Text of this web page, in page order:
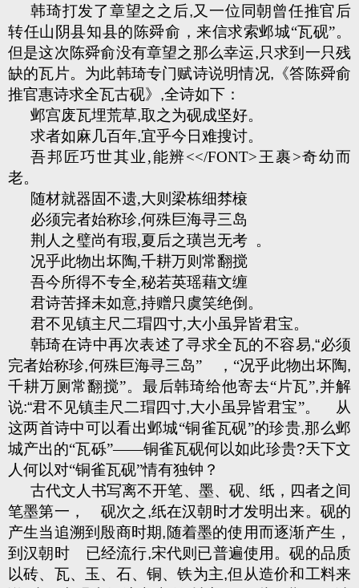
韩琦打发了章望之之后,又一位同朝曾任推官后
转任山阴县知县的陈舜俞，来信求索邺城“瓦砚”。
但是这次陈舜俞没有章望之那么幸运,只求到一只残
缺的瓦片。为此韩琦专门赋诗说明情况, 《答陈舜俞
推官惠诗求全瓦古砚》 ,全诗如下：
邺宫废瓦埋荒草,取之为砚成坚好。
求者如麻几百年,宜乎今日难搜讨。
吾邦匠巧世其业,能辨<</FONT>王裹>奇幼而
老。
随材就器固不遗,大则梁栋细棼榱
必须完者始称珍,何殊巨海寻三岛
荆人之璧尚有瑕,夏后之璜岂无考 。
况乎此物出坏陶,千耕万则常翻搅
吾今所得不专全,秘若英瑶藉文缠
君诗苦择未如意,持赠只虞笑绝倒。
君不见镇主尺二瑁四寸,大小虽异皆君宝。
韩琦在诗中再次表述了寻求全瓦的不容易,“必须
完者始称珍,何殊巨海寻三岛” ，“况乎此物出坏陶,
千耕万厕常翻搅”。最后韩琦给他寄去“片瓦”,并解
说:“君不见镇圭尺二瑁四寸,大小虽异皆君宝”。
从
这两首诗中可以看出邺城“铜雀瓦砚”的珍贵,那么邺
城产出的“瓦砾”——铜雀瓦砚何以如此珍贵?天下文
人何以对“铜雀瓦砚”情有独钟？
古代文人书写离不开笔、墨、砚、纸，四者之间
笔墨第一，
砚次之 ,纸在汉朝时才发明出来。砚的
产生当追溯到殷商时期,随着墨的使用而逐渐产生，
到汉朝时
已经流行,宋代则已普遍使用。砚的品质
以砖、瓦、玉、石、铜、铁为主,但从造价和工料来